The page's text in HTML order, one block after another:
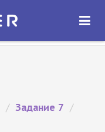
ОТКРЫТЬ
/ Задание 7 /